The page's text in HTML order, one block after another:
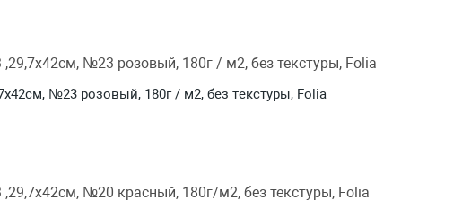
№23 розовый, 180г / м2, без текстуры, Folia